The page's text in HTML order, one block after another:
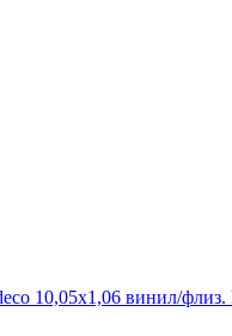
10,05х1,06 винил/